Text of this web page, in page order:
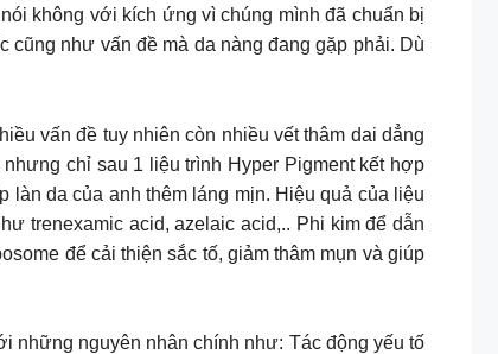
không với kích ứng vì chúng mình đã chuẩn bị
cũng như vấn đề mà da nàng đang gặp phải. Dù
vấn đề tuy nhiên còn nhiều vết thâm dai dẳng
chỉ sau 1 liệu trình Hyper Pigment kết hợp
da của anh thêm láng mịn. Hiệu quả của liệu
trenexamic acid, azelaic acid,.. Phi kim để dẫn
để cải thiện sắc tố, giảm thâm mụn và giúp
những nguyên nhân chính như: Tác động yếu tố